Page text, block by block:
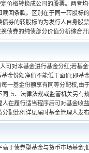
价格转换成公司的股票。两者
回条款。区别在于同一转股标
券的转股标的为发行人自身股
债券的纯债部分价值分析综合开
可对本基金进行基金分红;若基
金份额净值不能低于面值;即
一基金份额享有同等分配权,
; 5、法律法规或监管机关另
在履行适当程序后可对基金收
配比例详见届时基金管理人发布
于债券型基金与货币市场基金